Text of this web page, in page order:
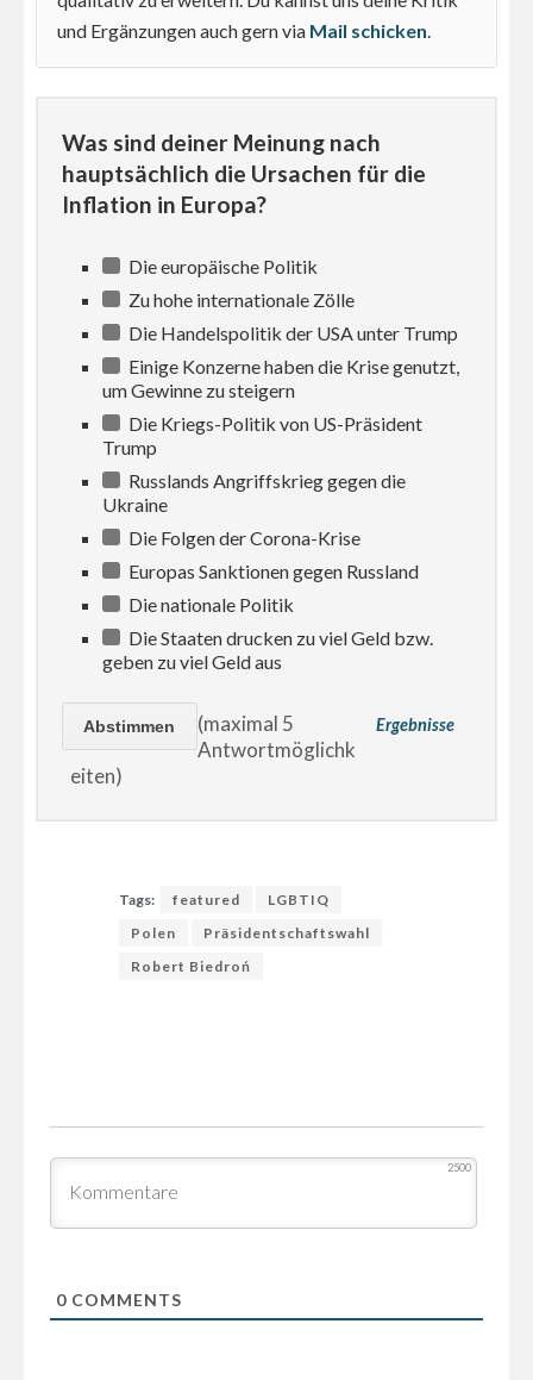
und Ergänzungen auch gern via Mail schicken.
Was sind deiner Meinung nach
hauptsächlich die Ursachen für die
Inflation in Europa?
Die europäische Politik
Zu hohe internationale Zölle
Die Handelspolitik der USA unter Trump
Einige Konzerne haben die Krise genutzt,
um Gewinne zu steigern
Die Kriegs-Politik von US-Präsident
Trump
Russlands Angriffskrieg gegen die
Ukraine
Die Folgen der Corona-Krise
Europas Sanktionen gegen Russland
Die nationale Politik
Die Staaten drucken zu viel Geld bzw.
geben zu viel Geld aus
Ergebnisse
(maximal 5
Antwortmöglichk
eiten)
Tags: featured
LGBTIQ
Polen
Präsidentschaftswahl
Robert Biedroń
2500
0COMMENTS